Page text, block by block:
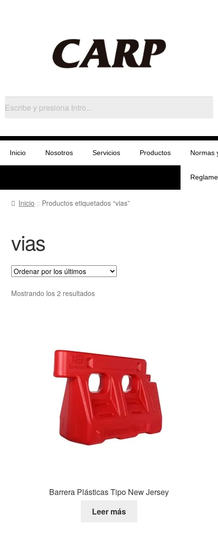
Inicio Nosotros Servicios Productos Normas
Inicio Productos etiquetados “vias”
vias
Mostrando los 2 resultados
Barrera Plásticas Tipo New Jersey
Leer más